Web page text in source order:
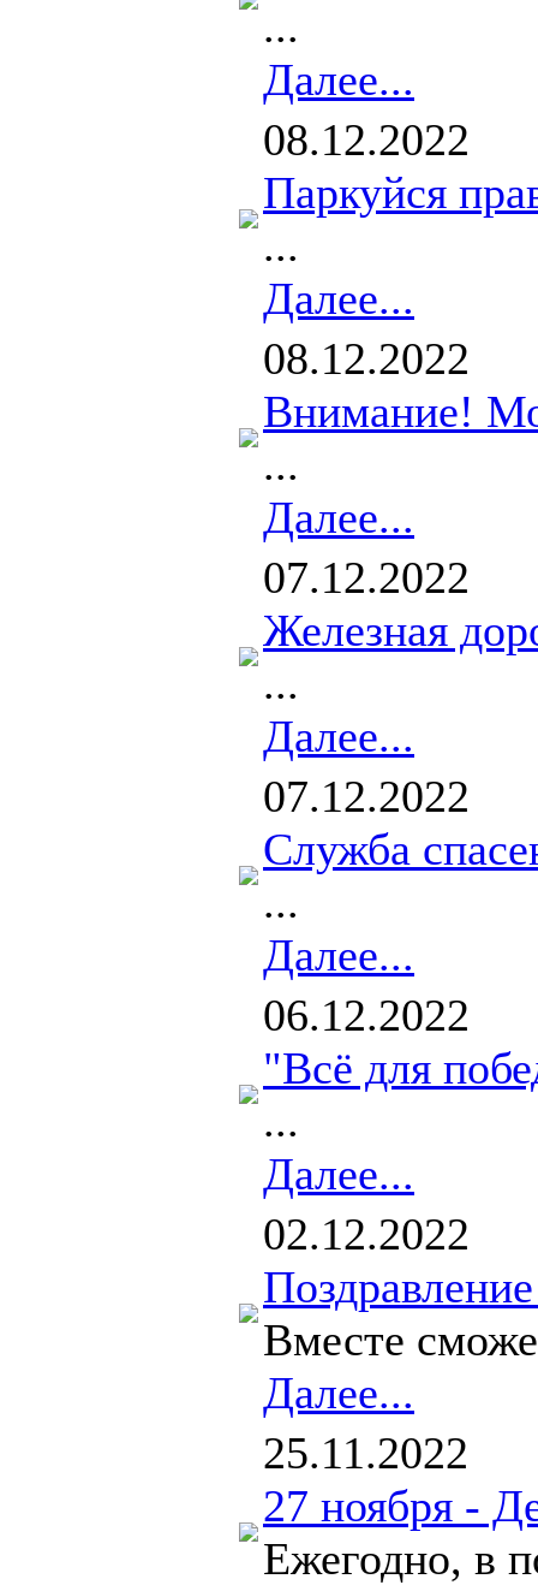
...
Далее...
08.12.2022
Паркуйся
...
Далее...
08.12.2022
Внимание!
...
Далее...
07.12.2022
Железная
...
Далее...
07.12.2022
Служба
...
Далее...
06.12.2022
"Всё для
...
Далее...
02.12.2022
Вместе
Далее...
25.11.2022
27 ноября -
Ежегодно, в